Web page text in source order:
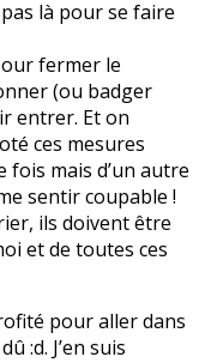
là pour se faire
fermer le
(ou badger
entrer. Et on
ces mesures
mais d’un autre
sentir coupable !
ils doivent être
et de toutes ces
pour aller dans
:d. J’en suis